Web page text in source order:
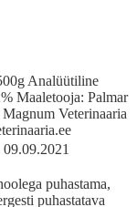
Analüütiline
Maaletooja: Palmar
Veterinaaria
09.09.2021
puhastama,
puhastatava